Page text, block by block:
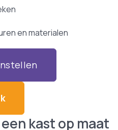
en materialen
kast op maat